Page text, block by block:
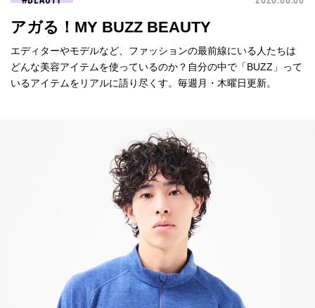
アガる！MY BUZZ BEAUTY
エディターやモデルなど、ファッションの最前線にいる人たちは
どんな美容アイテムを使っているのか？自分の中で「BUZZ」って
いるアイテムをリアルに語り尽くす。毎週月・木曜日更新。